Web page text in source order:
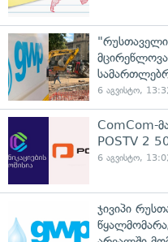
6 აგვისტო,
ComCom-
POSTV 2
6 აგვისტო,
ჯივიპი